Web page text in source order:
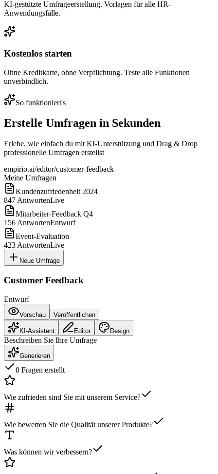
KI-gestützte Umfrageerstellung. Vorlagen für alle HR-
Anwendungsfälle.
Kostenlos starten
Ohne Kreditkarte, ohne Verpflichtung. Teste alle Funktionen
unverbindlich.
So funktioniert's
Erstelle Umfragen in Sekunden
Erlebe, wie einfach du mit KI-Unterstützung und Drag & Drop
professionelle Umfragen erstellst
empirio.ai/editor/customer-feedback
Meine Umfragen
Kundenzufriedenheit 2024
847 AntwortenLive
Mitarbeiter-Feedback Q4
156 AntwortenEntwurf
Event-Evaluation
423 AntwortenLive
Neue Umfrage
Customer Feedback
Entwurf
Vorschau Veröffentlichen
KI-Assistent Editor Design
Beschreiben Sie Ihre Umfrage
Generieren
0 Fragen erstellt
Wie zufrieden sind Sie mit unserem Service?
Wie bewerten Sie die Qualität unserer Produkte?
Was können wir verbessern?